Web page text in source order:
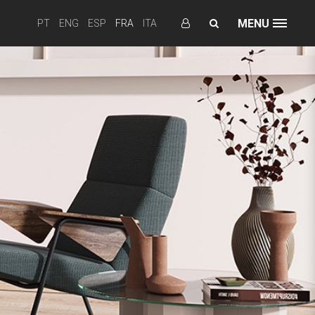
PT ENG ESP FRA ITA MENU